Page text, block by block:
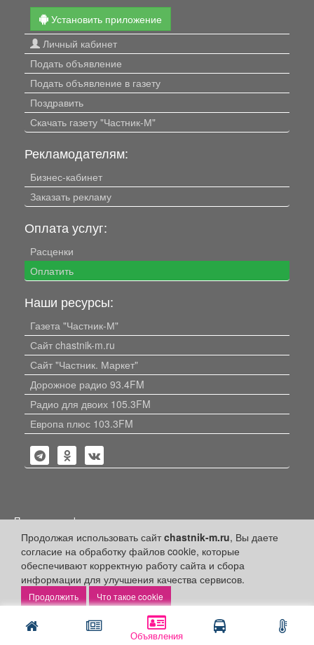
Объявления
Продолжая использовать сайтchastnik-m.ru, Вы даете
согласие на обработку файлов cookie, которые
обеспечивают корректную работу сайта и сбора
информации для улучшения качества сервисов.
Что такое cookie
Установить приложение
Личный кабинет
Подать объявление
Подать объявление в газету
Поздравить
Скачать газету "Частник-М"
Рекламодателям:
Бизнес-кабинет
Заказать рекламу
Оплата услуг:
Расценки
Оплатить
Наши ресурсы:
Газета "Частник-М"
Сайт chastnik-m.ru
Сайт "Частник. Маркет"
Дорожное радио 93.4FM
Радио для двоих 105.3FM
Европа плюс 103.3FM
Политика конфиденциальности
Публикации с пометкой «Реклама», «На правах рекламы»,
«Партнёрский проект» оплачены рекламодателем.
Редакция сайта не несет ответственности за достоверность
информации, содержащейся в рекламных материалах и
объявлениях.
ООО "Частник-М"